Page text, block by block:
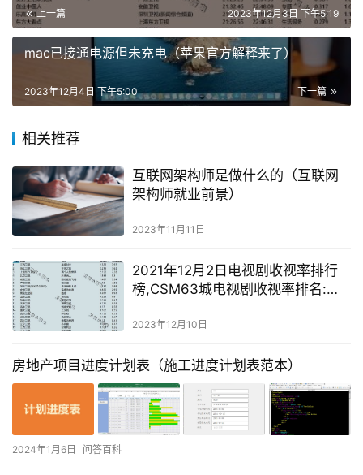
上一篇 2023年12月3日 下午5:19
mac已接通电源但未充电（苹果官方解释来了）
下一篇
2023年12月4日 下午5:00
相关推荐
互联网架构师是做什么的（互联网
架构师就业前景）
2023年11月11日
2021年12月2日电视剧收视率排行
榜,CSM63城电视剧收视率排名:半
界、斛珠夫人、陪你逐风飞翔
2023年12月10日
房地产项目进度计划表（施工进度计划表范本）
2024年1月6日 问答百科